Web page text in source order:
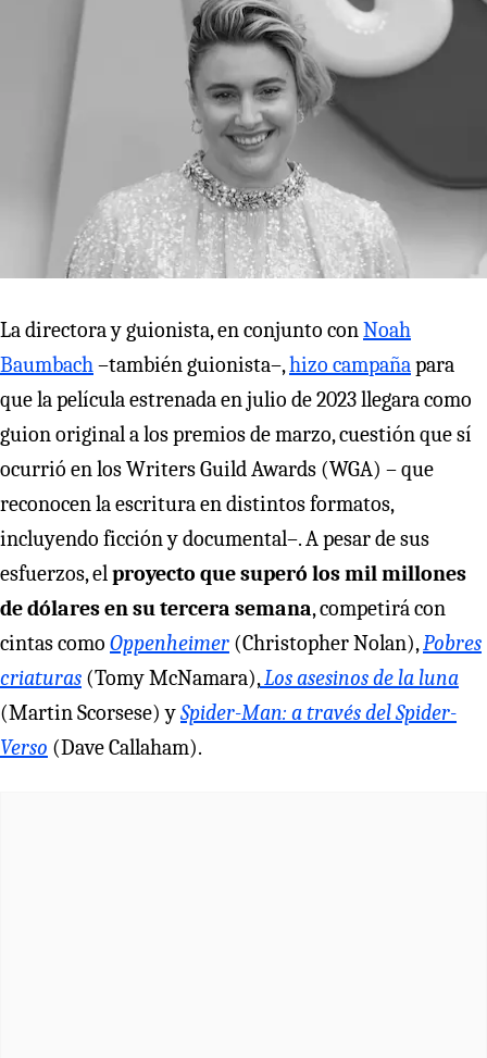
La directora y guionista, en conjunto con Noah
Baumbach –también guionista–,hizo campaña para
que la película estrenada en julio de 2023 llegara como
guion original a los premios de marzo, cuestión que sí
ocurrió en los Writers Guild Awards (WGA) – que
reconocen la escritura en distintos formatos,
incluyendo ficción y documental–. A pesar de sus
esfuerzos, el proyecto que superó los mil millones
de dólares en su tercera semana, competirá con
cintas como Oppenheimer (Christopher Nolan), Pobres
criaturas (Tomy McNamara), Los asesinos de la luna
(Martin Scorsese) ySpider-Man: a través del Spider-
Verso (Dave Callaham).